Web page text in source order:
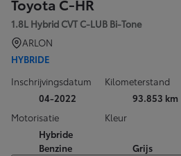
Toyota C-HR
1.8L Hybrid CVT C-LUB Bi-Tone
ARLON
HYBRIDE
Inschrijvingsdatum
04-2022
Kilometerstand
93.853 km
Motorisatie
Hybride
Benzine
Kleur
Grijs